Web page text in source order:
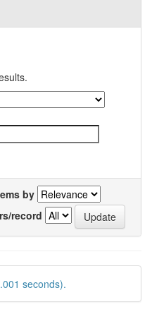
by
record
seconds).